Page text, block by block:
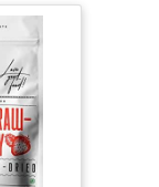
le
pour
sans
✅
+
: